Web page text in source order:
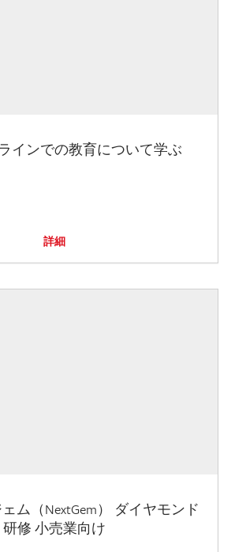
インでの教育について学ぶ
詳細
ム（NextGem） ダイヤモンド
研修 小売業向け